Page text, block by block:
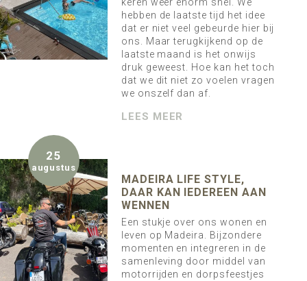
hebben de laatste tijd het idee
dat er niet veel gebeurde hier bij
ons. Maar terugkijkend op de
laatste maand is het onwijs
druk geweest. Hoe kan het toch
dat we dit niet zo voelen vragen
we onszelf dan af.
LEES MEER
25
augustus
MADEIRA LIFE STYLE,
DAAR KAN IEDEREEN AAN
WENNEN
Een stukje over ons wonen en
leven op Madeira. Bijzondere
momenten en integreren in de
samenleving door middel van
motorrijden en dorpsfeestjes